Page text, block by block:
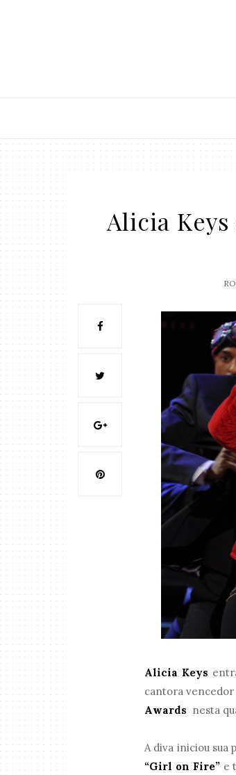
Alicia
Alicia Keys
cantora vencedor
Awards nesta
A diva iniciou sua
“Girl on Fire”e